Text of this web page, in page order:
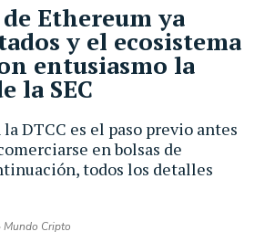
DTCC es el paso previo antes
en bolsas de
todos los detalles
Mundo Cripto
de Ethereum ya
y el ecosistema
entusiasmo la
la SEC